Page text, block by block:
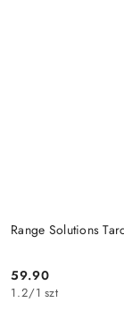
Range Solutions
Cena:
59.90
1.2/1 szt